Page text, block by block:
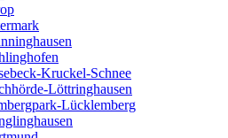
Kruckel-Schnee
Löttringhausen
Lücklemberg